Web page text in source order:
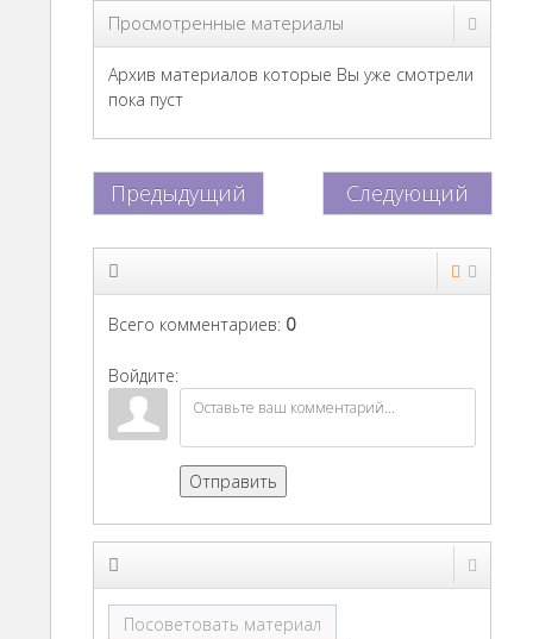
Просмотренные материалы
Архив материалов которые Вы уже смотрели
пока пуст
Предыдущий Следующий
Всего комментариев: 0
Войдите:
Отправить
Посоветовать материал